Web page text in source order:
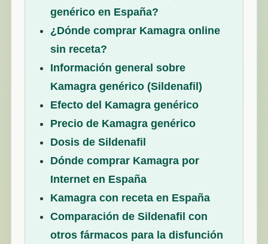
genérico en España?
¿Dónde comprar Kamagra online
sin receta?
Información general sobre
Kamagra genérico (Sildenafil)
Efecto del Kamagra genérico
Precio de Kamagra genérico
Dosis de Sildenafil
Dónde comprar Kamagra por
Internet en España
Kamagra con receta en España
Comparación de Sildenafil con
otros fármacos para la disfunción